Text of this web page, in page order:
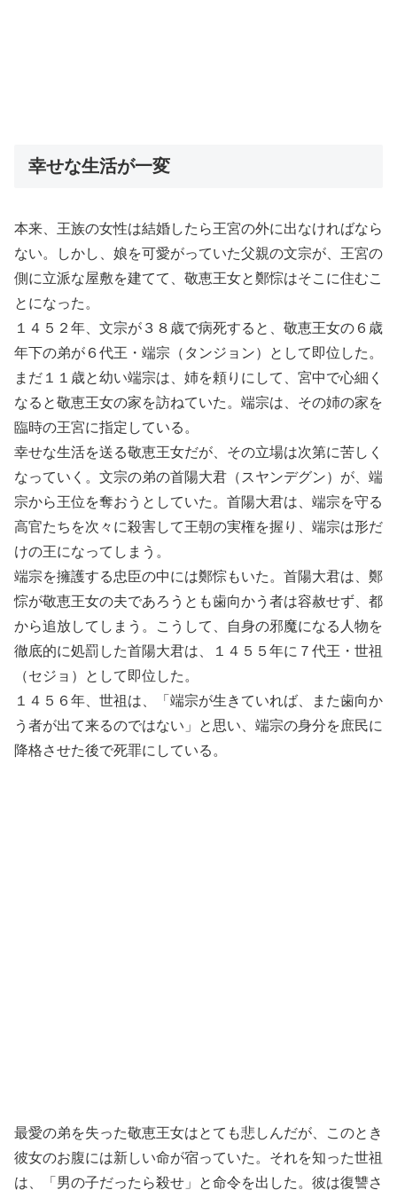
幸せな生活が一変
本来、王族の女性は結婚したら王宮の外に出なければなら
ない。しかし、娘を可愛がっていた父親の文宗が、王宮の
側に立派な屋敷を建てて、敬恵王女と鄭悰はそこに住むこ
とになった。
１４５２年、文宗が３８歳で病死すると、敬恵王女の６歳
年下の弟が６代王・端宗（タンジョン）として即位した。
まだ１１歳と幼い端宗は、姉を頼りにして、宮中で心細く
なると敬恵王女の家を訪ねていた。端宗は、その姉の家を
臨時の王宮に指定している。
幸せな生活を送る敬恵王女だが、その立場は次第に苦しく
なっていく。文宗の弟の首陽大君（スヤンデグン）が、端
宗から王位を奪おうとしていた。首陽大君は、端宗を守る
高官たちを次々に殺害して王朝の実権を握り、端宗は形だ
けの王になってしまう。
端宗を擁護する忠臣の中には鄭悰もいた。首陽大君は、鄭
悰が敬恵王女の夫であろうとも歯向かう者は容赦せず、都
から追放してしまう。こうして、自身の邪魔になる人物を
徹底的に処罰した首陽大君は、１４５５年に７代王・世祖
（セジョ）として即位した。
１４５６年、世祖は、「端宗が生きていれば、また歯向か
う者が出て来るのではない」と思い、端宗の身分を庶民に
降格させた後で死罪にしている。
最愛の弟を失った敬恵王女はとても悲しんだが、このとき
彼女のお腹には新しい命が宿っていた。それを知った世祖
は、「男の子だったら殺せ」と命令を出した。彼は復讐さ